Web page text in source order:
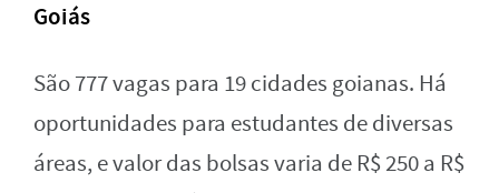
Goiás
São 777 vagas para 19 cidades goianas. Há
oportunidades para estudantes de diversas
áreas, e valor das bolsas varia de R$ 250 a R$